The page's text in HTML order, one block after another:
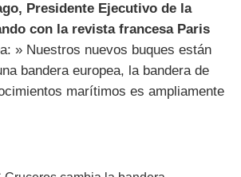
Presidente Ejecutivo de la
con la revista francesa Paris
» Nuestros nuevos buques están
bandera europea, la bandera de
marítimos es ampliamente